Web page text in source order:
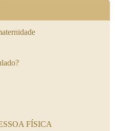
FÍSICA